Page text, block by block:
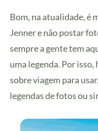
Bom, na atualidade, é
Jenner e não postar
sempre a gente tem
uma legenda. Por isso,
sobre viagem para
legendas de fotos ou